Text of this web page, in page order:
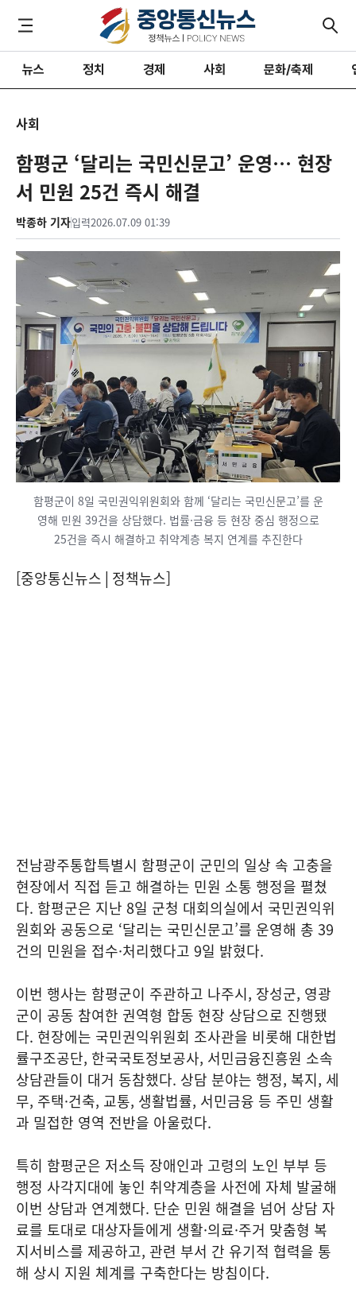
뉴스 정치 경제 사회 문화/축제
사회
함평군 ‘달리는 국민신문고’ 운영… 현장
서 민원 25건 즉시 해결
박종하 기자입력2026.07.09 01:39
함평군이 8일 국민권익위원회와 함께 ‘달리는 국민신문고’를 운
영해 민원 39건을 상담했다. 법률·금융 등 현장 중심 행정으로
25건을 즉시 해결하고 취약계층 복지 연계를 추진한다
[중앙통신뉴스│정책뉴스]
전남광주통합특별시 함평군이 군민의 일상 속 고충을
현장에서 직접 듣고 해결하는 민원 소통 행정을 펼쳤
다. 함평군은 지난 8일 군청 대회의실에서 국민권익위
원회와 공동으로 ‘달리는 국민신문고’를 운영해 총 39
건의 민원을 접수·처리했다고 9일 밝혔다.
이번 행사는 함평군이 주관하고 나주시, 장성군, 영광
군이 공동 참여한 권역형 합동 현장 상담으로 진행됐
다. 현장에는 국민권익위원회 조사관을 비롯해 대한법
률구조공단, 한국국토정보공사, 서민금융진흥원 소속
상담관들이 대거 동참했다. 상담 분야는 행정, 복지, 세
무, 주택·건축, 교통, 생활법률, 서민금융 등 주민 생활
과 밀접한 영역 전반을 아울렀다.
특히 함평군은 저소득 장애인과 고령의 노인 부부 등
행정 사각지대에 놓인 취약계층을 사전에 자체 발굴해
이번 상담과 연계했다. 단순 민원 해결을 넘어 상담 자
료를 토대로 대상자들에게 생활·의료·주거 맞춤형 복
지서비스를 제공하고, 관련 부서 간 유기적 협력을 통
해 상시 지원 체계를 구축한다는 방침이다.